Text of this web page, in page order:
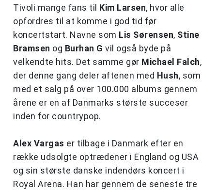
Tivoli mange fans til Kim Larsen, hvor alle
opfordres til at komme i god tid før
koncertstart. Navne som Lis Sørensen, Stine
Bramsen og Burhan G vil også byde på
velkendte hits. Det samme gør Michael Falch,
der denne gang deler aftenen med Hush, som
med et salg på over 100.000 albums gennem
årene er en af Danmarks største succeser
inden for countrypop.
Alex Vargas er tilbage i Danmark efter en
række udsolgte optrædener i England og USA
og sin største danske indendørs koncert i
Royal Arena. Han har gennem de seneste tre